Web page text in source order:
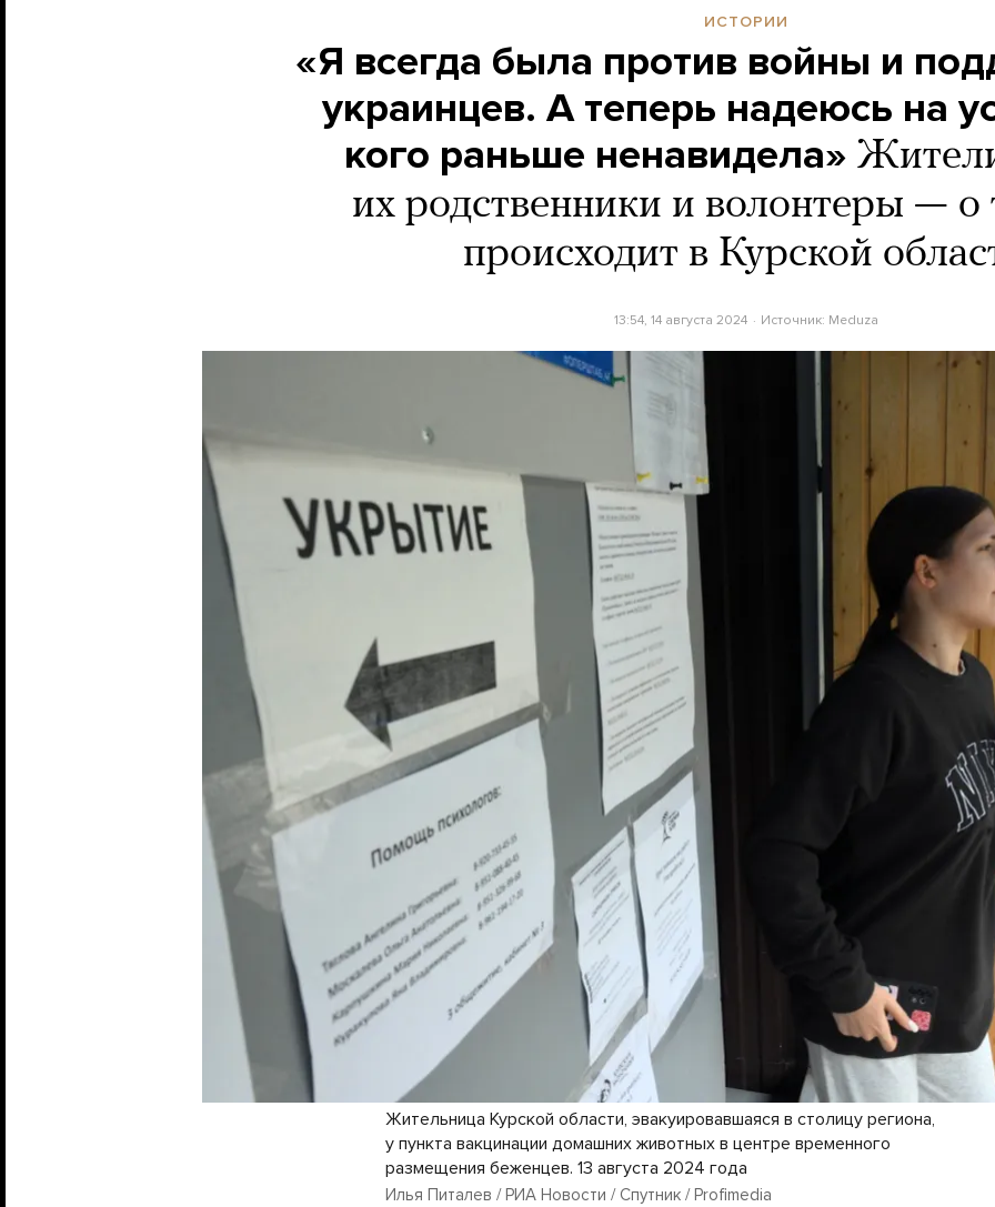
ИСТОРИИ
«Я всегда была против войны и
украинцев. А теперь надеюсь на
кого раньше ненавидела»
их родственники и волонтеры — о
происходит в Курской
13:54, 14 августа 2024 Источник: Meduza
Жительница Курской области, эвакуировавшаяся в столицу региона,
у пункта вакцинации домашних животных в центре временного
размещения беженцев. 13 августа 2024 года
Илья Питалев / РИА Новости / Спутник / Profimedia